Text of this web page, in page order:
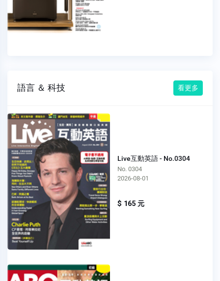
語言 ＆ 科技 看更多
Live互動英語 - No.0304
No. 0304
2026-08-01
$ 165 元